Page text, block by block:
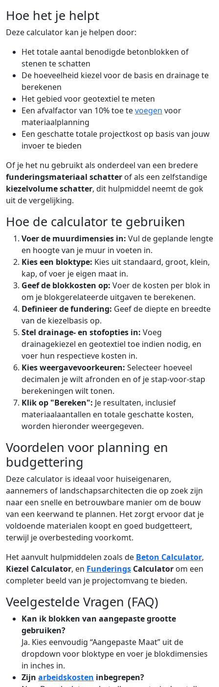
Hoe het je helpt
Deze calculator kan je helpen door:
Het totale aantal benodigde betonblokken of
stenen te schatten
De hoeveelheid kiezel voor de basis en drainage te
berekenen
Het gebied voor geotextiel te meten
Een afvalfactor van 10% toe tevoegen voor
materiaalplanning
Een geschatte totale projectkost op basis van jouw
invoer te bieden
Of je het nu gebruikt als onderdeel van een bredere
funderingsmateriaal schatter of als een zelfstandige
kiezelvolume schatter, dit hulpmiddel neemt de gok
uit de vergelijking.
Hoe de calculator te gebruiken
Voer de muurdimensies in: Vul de geplande lengte
en hoogte van je muur in voeten in.
Kies een bloktype: Kies uit standaard, groot, klein,
kap, of voer je eigen maat in.
Geef de blokkosten op: Voer de kosten per blok in
om je blokgerelateerde uitgaven te berekenen.
Definieer de fundering: Geef de diepte en breedte
van de kiezelbasis op.
Stel drainage- en stofopties in: Voeg
drainagekiezel en geotextiel toe indien nodig, en
voer hun respectieve kosten in.
Kies weergavevoorkeuren: Selecteer hoeveel
decimalen je wilt afronden en of je stap-voor-stap
berekeningen wilt tonen.
Klik op "Bereken": Je resultaten, inclusief
materiaalaantallen en totale geschatte kosten,
worden hieronder weergegeven.
Voordelen voor planning en
budgettering
Deze calculator is ideaal voor huiseigenaren,
aannemers of landschapsarchitecten die op zoek zijn
naar een snelle en betrouwbare manier om de bouw
van een keerwand te plannen. Het zorgt ervoor dat je
voldoende materialen koopt en goed budgetteert,
terwijl je overbesteding voorkomt.
Het aanvult hulpmiddelen zoals de Beton Calculator,
Kiezel Calculator, en Funderings Calculator om een
completer beeld van je projectomvang te bieden.
Veelgestelde Vragen (FAQ)
Kan ik blokken van aangepaste grootte
gebruiken?
Ja. Kies eenvoudig “Aangepaste Maat” uit de
dropdown voor bloktype en voer je blokdimensies
in inches in.
Zijn arbeidskosten inbegrepen?